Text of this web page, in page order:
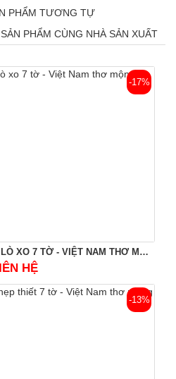
PHẨM TƯƠNG TỰ
SẢN PHẨM CÙNG NHÀ SẢN XUẤT
-17%
HT-21: LỊCH TREO TƯỜNG LÒ XO 7 TỜ - VIỆT NAM THƠ MỘNG
HỆ
-13%